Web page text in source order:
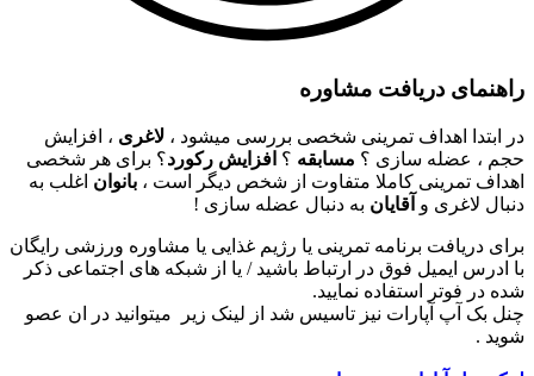
راهنمای دریافت مشاوره
در ابتدا اهداف تمرینی شخصی بررسی میشود ، لاغری ، افزایش
حجم ، عضله سازی ؟ مسابقه ؟ افزایش رکورد؟ برای هر شخصی
اهداف تمرینی کاملا متفاوت از شخص دیگر است ، بانوان اغلب به
دنبال لاغری و آقایان به دنبال عضله سازی !
برای دریافت برنامه تمرینی یا رژیم غذایی یا مشاوره ورزشی رایگان
با ادرس ایمیل فوق در ارتباط باشید / یا از شبکه های اجتماعی ذکر
شده در فوتر استفاده نمایید.
چنل بک آپ آپارات نیز تاسیس شد از لینک زیر میتوانید در ان عصو
شوید .